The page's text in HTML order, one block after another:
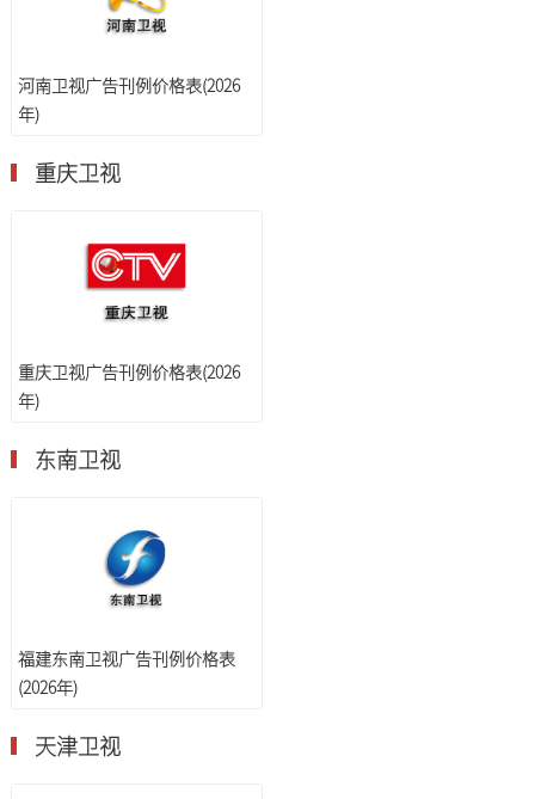
河南卫视广告刊例价格表(2026
年)
重庆卫视
重庆卫视广告刊例价格表(2026
年)
东南卫视
福建东南卫视广告刊例价格表
(2026年)
天津卫视